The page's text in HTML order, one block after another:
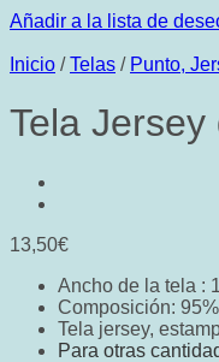
Añadir a la lista de
Inicio / Telas / Punto,
Tela
13,50€
Ancho de la tela :
Composición:
Tela jersey,
Para otras